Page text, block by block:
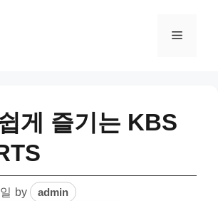
Menu
게 즐기는 KBS
by admin